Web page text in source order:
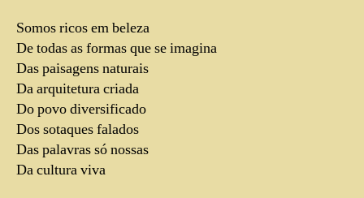
Somos ricos em beleza
De todas as formas que se imagina
Das paisagens naturais
Da arquitetura criada
Do povo diversificado
Dos sotaques falados
Das palavras só nossas
Da cultura viva